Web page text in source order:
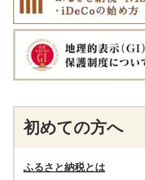
初めての方へ
ふるさと納税とは